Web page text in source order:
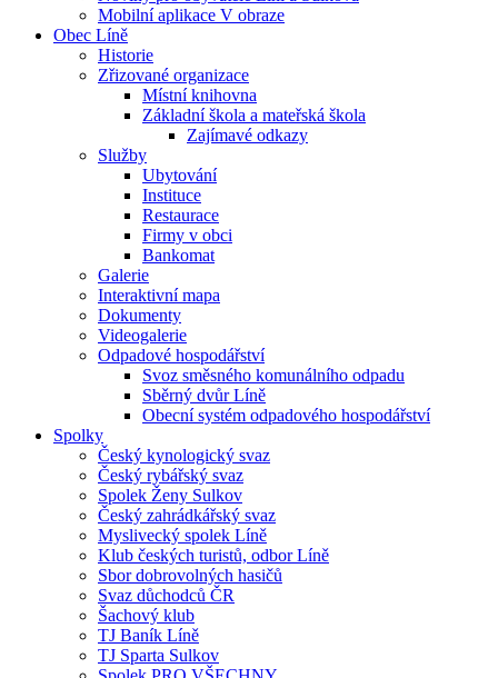
Mobilní aplikace V obraze
Obec Líně
Historie
Zřizované organizace
Místní knihovna
Základní škola a mateřská škola
Zajímavé odkazy
Služby
Ubytování
Instituce
Restaurace
Firmy v obci
Bankomat
Galerie
Interaktivní mapa
Dokumenty
Videogalerie
Odpadové hospodářství
Svoz směsného komunálního odpadu
Sběrný dvůr Líně
Obecní systém odpadového hospodářství
Spolky
Český kynologický svaz
Český rybářský svaz
Spolek Ženy Sulkov
Český zahrádkářský svaz
Myslivecký spolek Líně
Klub českých turistů, odbor Líně
Sbor dobrovolných hasičů
Svaz důchodců ČR
Šachový klub
TJ Baník Líně
TJ Sparta Sulkov